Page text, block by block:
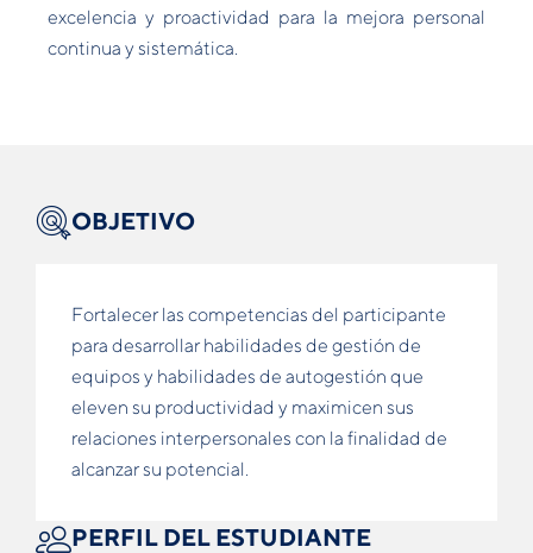
excelencia y proactividad para la mejora personal
continua y sistemática.
OBJETIVO
Fortalecer las competencias del participante
para desarrollar habilidades de gestión de
equipos y habilidades de autogestión que
eleven su productividad y maximicen sus
relaciones interpersonales con la finalidad de
alcanzar su potencial.
PERFIL DEL ESTUDIANTE